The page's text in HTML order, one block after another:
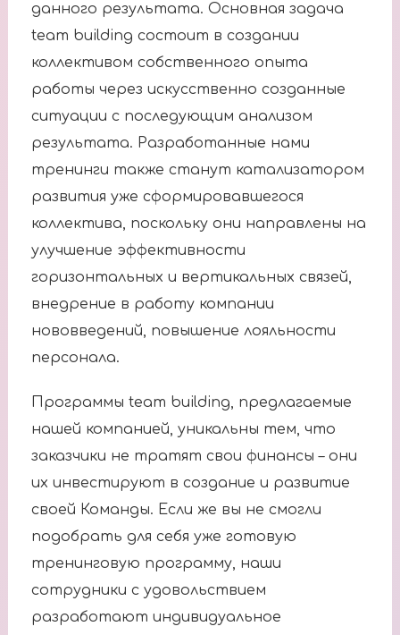
данного результата. Основная задача
team building состоит в создании
коллективом собственного опыта
работы через искусственно созданные
ситуации с последующим анализом
результата. Разработанные нами
тренинги также станут катализатором
развития уже сформировавшегося
коллектива, поскольку они направлены на
улучшение эффективности
горизонтальных и вертикальных связей,
внедрение в работу компании
нововведений, повышение лояльности
персонала.
Программы team building, предлагаемые
нашей компанией, уникальны тем, что
заказчики не тратят свои финансы – они
их инвестируют в создание и развитие
своей Команды. Если же вы не смогли
подобрать для себя уже готовую
тренинговую программу, наши
сотрудники с удовольствием
разработают индивидуальное